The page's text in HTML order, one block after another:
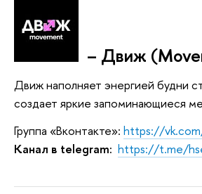
– Движ
Движ наполняет энергией будни
создает яркие запоминающиеся
Группа «Вконтакте»: https://
Канал в telegram: https://t.me/